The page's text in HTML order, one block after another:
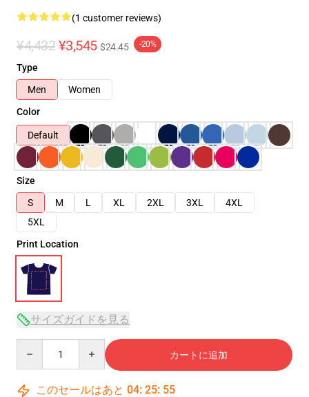
(1 customer reviews)
¥4,432 ¥3,545 $24.45 -20%
Type
Men
Women
Color
Default
Size
S
M L XL 2XL 3XL
4XL
5XL
Print Location
サイズガイドを見る
カートに追加
このセールはあと 04: 25: 55